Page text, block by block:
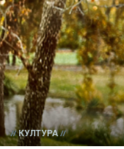
КУЛТУРА